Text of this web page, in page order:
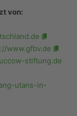
von:
www.gfbv.de
stiftung.de
utans-in-